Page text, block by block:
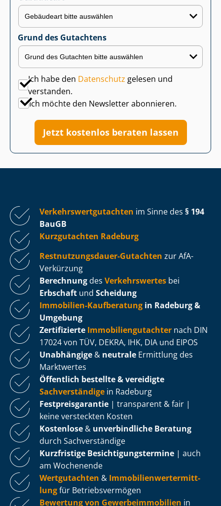
Grund des Gutachtens
Ich habe den Datenschutz gelesen und
verstanden.
Ich möchte den Newsletter abonnieren.
Jetzt kostenlos beraten lassen
Ver­kehrs­wert­gut­ach­ten im Sinne des § 194
BauGB
Kurzgutachten Radeburg
Rest­nut­zungs­dau­er-Gutachten zur AfA-
Verkürzung
Berechnung des Verkehrswertes bei
Erbschaft und Scheidung
Immobilien-Kaufberatung in Radeburg &
Umgebung
Zertifizierte Im­mo­bi­li­en­gut­ach­ter nach DIN
17024 von TÜV, DEKRA, IHK, DIA und EIPOS
Unabhängige & neutrale Ermittlung des
Marktwertes
Öffentlich bestellte & vereidigte
Sachverständige in Radeburg
Fest­preis­ga­ran­tie | transparent & fair |
keine versteckten Kosten
Kostenlose & unverbindliche Beratung
durch Sachverständige
Kurzfristige Be­sich­ti­gungs­ter­mi­ne | auch
am Wochenende
Wertgutachten & Im­mo­bi­li­en­wert­ermitt­
lungfür Be­triebs­ver­mö­gen
Bewertung von Ge­wer­be­im­mo­bi­li­en in